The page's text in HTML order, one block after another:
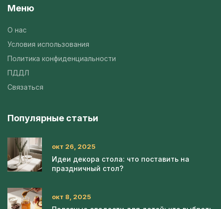
Меню
О нас
Условия использования
Политика конфиденциальности
ПДДЛ
Связаться
Популярные статьи
окт 26, 2025
Идеи декора стола: что поставить на
праздничный стол?
окт 8, 2025